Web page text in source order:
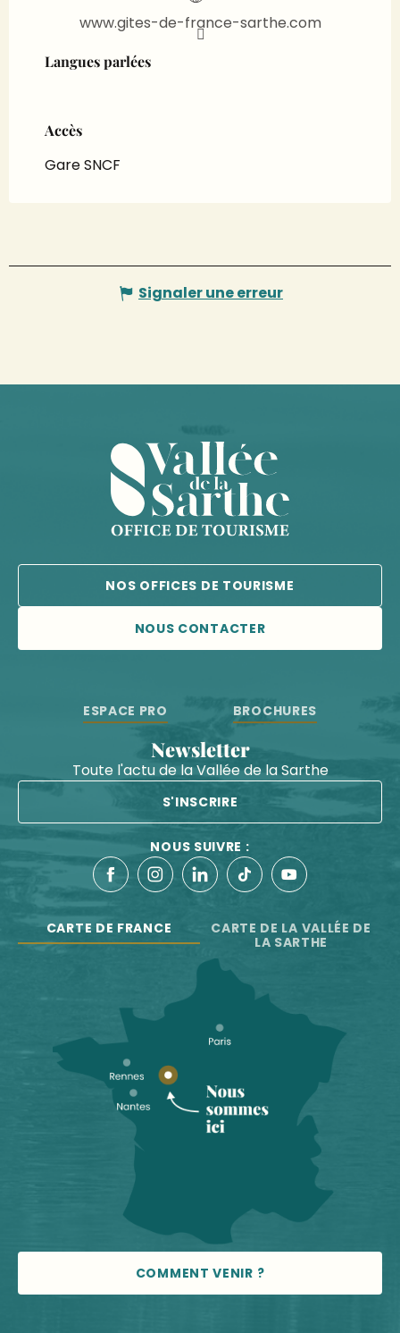
www.gites-de-france-sarthe.com
Langues parlées
Langues parlées
Accès
Accès
Gare SNCF
Signaler une erreur
NOS OFFICES DE TOURISME
NOUS CONTACTER
ESPACE PRO BROCHURES
Newsletter
Toute l'actu de la Vallée de la Sarthe
S'INSCRIRE
NOUS SUIVRE :
CARTE DE FRANCE
CARTE DE LA VALLÉE DE
LA SARTHE
COMMENT VENIR ?